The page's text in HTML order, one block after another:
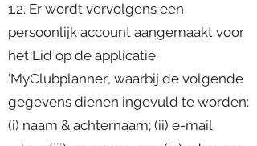
1.2. Er wordt vervolgens een
persoonlijk account aangemaakt voor
het Lid op de applicatie
‘MyClubplanner’, waarbij de volgende
gegevens dienen ingevuld te worden:
(i) naam & achternaam; (ii) e-mail